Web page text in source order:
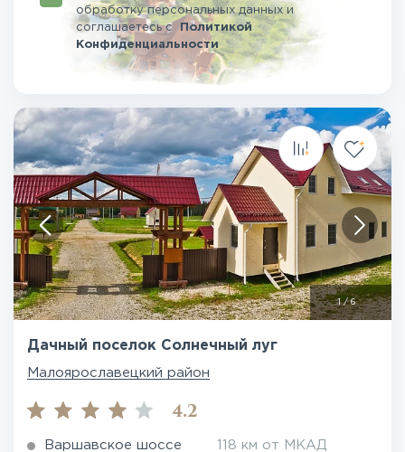
обработку персональных данных и
соглашаетесьсПолитикой
Конфиденциальности
1/6
Дачный поселок Солнечный луг
Малоярославецкий район
4.2
Варшавское шоссе 118 км от МКАД